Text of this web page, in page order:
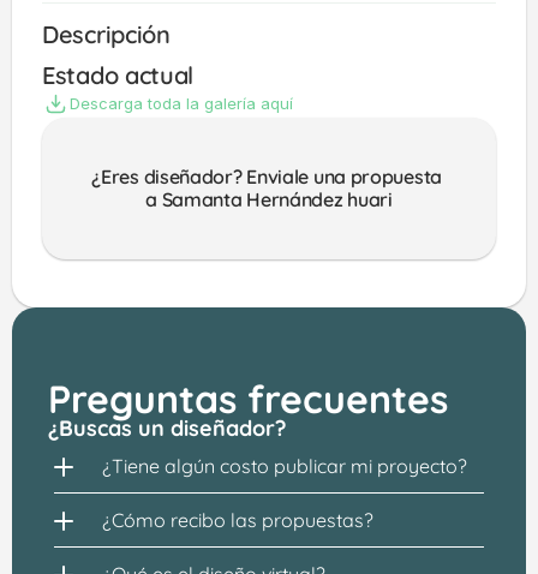
Descripción
Estado actual
Descarga toda la galería aquí
¿Eres diseñador? Enviale una propuesta
a Samanta Hernández huari
Preguntas frecuentes
¿Buscas un diseñador?
¿Tiene algún costo publicar mi proyecto?
¿Cómo recibo las propuestas?